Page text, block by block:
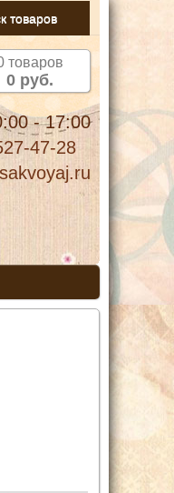
товаров
товаров
0 руб.
- 17:00
47-28